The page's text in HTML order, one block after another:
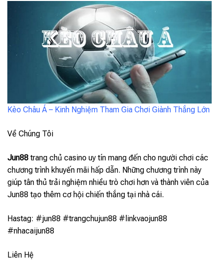
Kèo Châu Á – Kinh Nghiệm Tham Gia Chơi Giành Thắng Lớn
Về Chúng Tôi
Jun88 trang chủ casino uy tín mang đến cho người chơi các
chương trình khuyến mãi hấp dẫn. Những chương trình này
giúp tân thủ trải nghiệm nhiều trò chơi hơn và thành viên của
Jun88 tạo thêm cơ hội chiến thắng tại nhà cái.
Hastag: #jun88 #trangchujun88 #linkvaojun88
#nhacaijun88
Liên Hệ